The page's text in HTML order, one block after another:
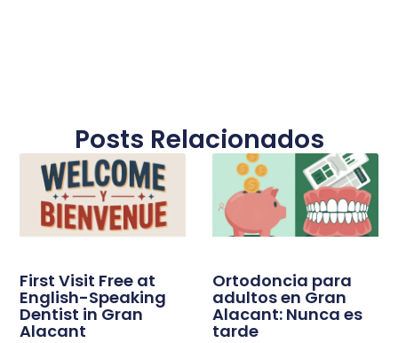
Posts Relacionados
First Visit Free at
English-Speaking
Dentist in Gran
Alacant
Ortodoncia para
adultos en Gran
Alacant: Nunca es
tarde